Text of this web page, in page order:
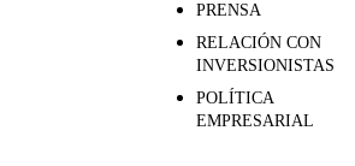
PRENSA
RELACIÓN CON
INVERSIONISTAS
POLÍTICA
EMPRESARIAL